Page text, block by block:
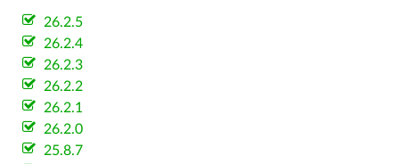
26.2.5
26.2.4
26.2.3
26.2.2
26.2.1
26.2.0
25.8.7